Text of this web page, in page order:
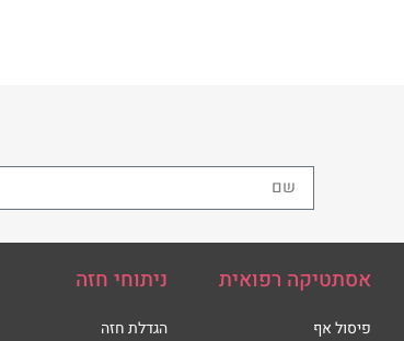
אסתטיקה רפואית
פיסול אף
ניתוחי חזה
הגדלת חזה